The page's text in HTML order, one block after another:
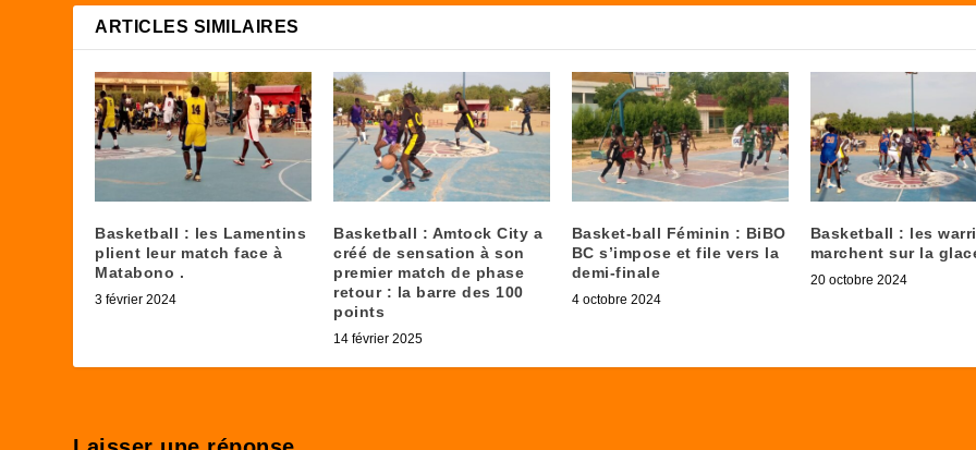
ARTICLES SIMILAIRES
Basketball : les Lamentins
plient leur match face à
Matabono .
3 février 2024
Basketball : Amtock City a
créé de sensation à son
premier match de phase
retour : la barre des 100
points
14 février 2025
Basket-ball Féminin : BiBO
BC s’impose et file vers la
demi-finale
4 octobre 2024
Basketball : les
marchent sur la
20 octobre 2024